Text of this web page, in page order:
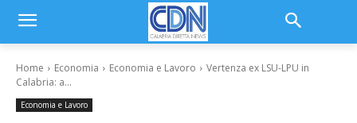
Home Economia Economia e Lavoro
Vertenza ex LSU-LPU in
Calabria: a...
Economia e Lavoro